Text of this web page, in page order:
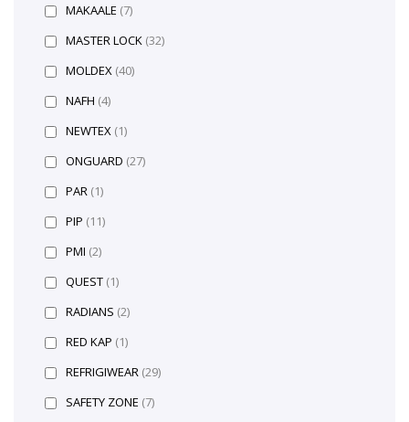
MAKAALE (7)
MASTER LOCK (32)
MOLDEX (40)
NAFH (4)
NEWTEX (1)
ONGUARD (27)
PAR (1)
PIP (11)
PMI (2)
QUEST (1)
RADIANS (2)
RED KAP (1)
REFRIGIWEAR (29)
SAFETY ZONE (7)